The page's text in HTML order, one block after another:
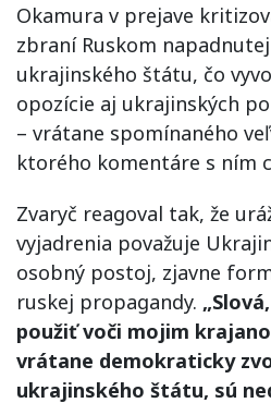
Okamura v prejave
zbraní Ruskom
ukrajinského štátu, čo
opozície aj ukrajinských
– vrátane spomínaného
ktorého komentáre s ním
Zvaryč reagoval tak, že
vyjadrenia považuje
osobný postoj, zjavne
ruskej propagandy.
použiť voči mojim
vrátane demokraticky
ukrajinského štátu, sú